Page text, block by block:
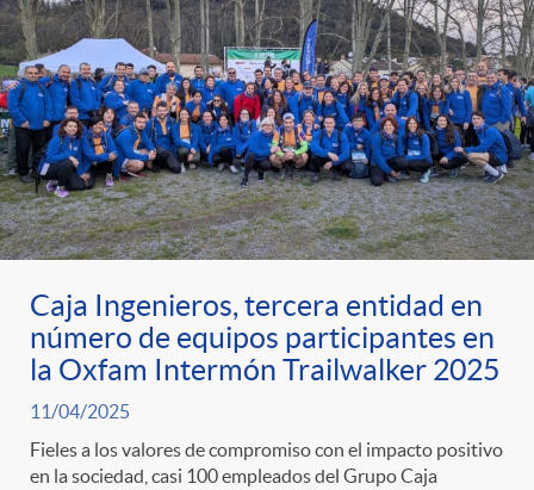
Caja Ingenieros, tercera entidad en
número de equipos participantes en
la Oxfam Intermón Trailwalker 2025
11/04/2025
Fieles a los valores de compromiso con el impacto positivo
en la sociedad, casi 100 empleados del Grupo Caja